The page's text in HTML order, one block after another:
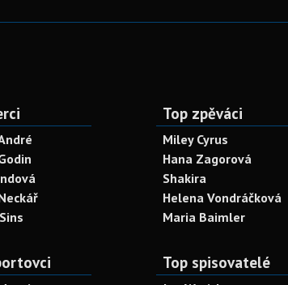
Top zpěváci
Miley Cyrus
Hana Zagorová
Shakira
Helena Vondráčková
Maria Baimler
Top spisovatelé